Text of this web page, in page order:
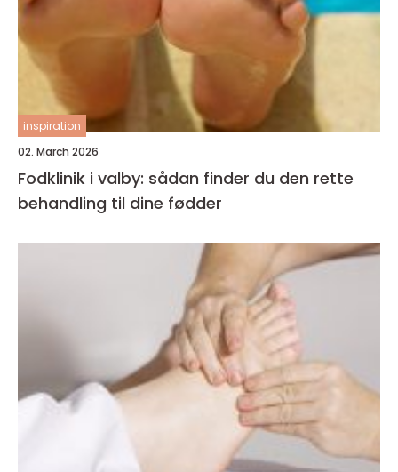
inspiration
02. March 2026
Fodklinik i valby: sådan finder du den rette
behandling til dine fødder